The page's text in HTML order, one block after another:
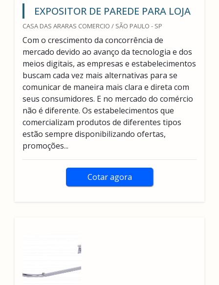
EXPOSITOR DE PAREDE PARA LOJA
CASA DAS ARARAS COMERCIO / SÃO PAULO - SP
Com o crescimento da concorrência de
mercado devido ao avanço da tecnologia e dos
meios digitais, as empresas e estabelecimentos
buscam cada vez mais alternativas para se
comunicar de maneira mais clara e direta com
seus consumidores. E no mercado do comércio
não é diferente. Os estabelecimentos que
comercializam produtos de diferentes tipos
estão sempre disponibilizando ofertas,
promoções...
Cotar agora